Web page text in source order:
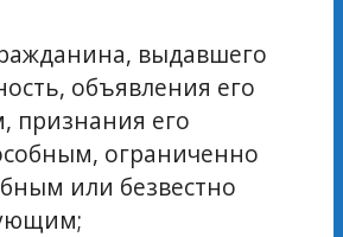
выдавшего
объявления его
признания его
ограниченно
или безвестно